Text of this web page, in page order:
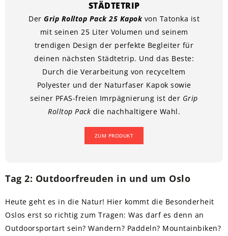
STÄDTETRIP
Der Grip Rolltop Pack 25 Kapokvon Tatonka ist
mit seinen 25 Liter Volumen und seinem
trendigen Design der perfekte Begleiter für
deinen nächsten Städtetrip. Und das Beste:
Durch die Verarbeitung von recyceltem
Polyester und der Naturfaser Kapok sowie
seiner PFAS-freien Imrpägnierung ist der Grip
Rolltop Pack die nachhaltigere Wahl.
ZUM PRODUKT
Tag 2: Outdoorfreuden in und um Oslo
Heute geht es in die Natur! Hier kommt die Besonderheit
Oslos erst so richtig zum Tragen: Was darf es denn an
Outdoorsportart sein? Wandern? Paddeln? Mountainbiken?